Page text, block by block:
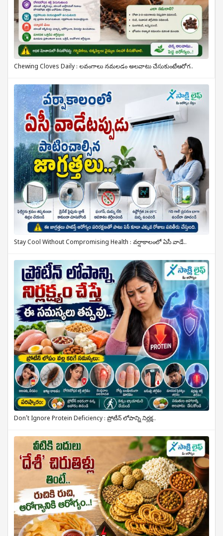
Chewing Cloves Daily : లవంగాలు నమలడం అలవాటు చేసుకుంటే.. ఆరోగ..
Stay Cool Without Compromising Health : వర్షాకాలంలో ఏసీ వాడే..
Don’t Ignore Protein Deficiency : ప్రోటీన్ లోపాన్ని నిర్లక్ష..